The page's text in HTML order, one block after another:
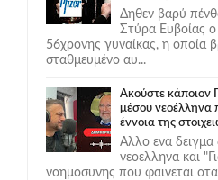
Δηθεν βαρύ
Στύρα Ευβοίας ο
56χρονης γυναίκας, η οποία
σταθμευμένο αυ...
Ακούστε κάποιον
μέσου νεοέλληνα
έννοια της
Αλλο ενα
νεοελληνα και
νοημοσυνης που φαινεται